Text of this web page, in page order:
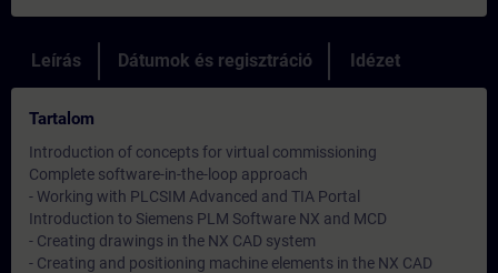
Leírás Dátumok és regisztráció Idézet
Tartalom
Introduction of concepts for virtual commissioning
Complete software-in-the-loop approach
- Working with PLCSIM Advanced and TIA Portal
Introduction to Siemens PLM Software NX and MCD
- Creating drawings in the NX CAD system
- Creating and positioning machine elements in the NX CAD